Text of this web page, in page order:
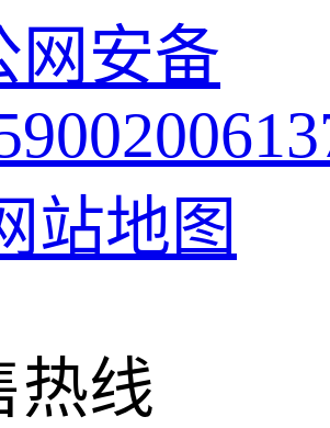
网安备
站地图
热线